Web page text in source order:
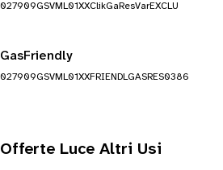
027909GSVML01XXClikGaResVarEXCLU
GasFriendly
027909GSVML01XXFRIENDLGASRES0386
Offerte Luce Altri Usi